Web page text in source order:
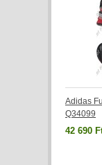
Adidas
Q34099
42 690